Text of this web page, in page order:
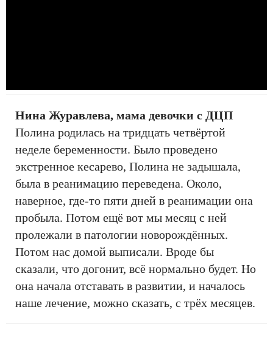
Нина Журавлева, мама девочки с ДЦП
​​​​Полина родилась на тридцать четвёртой
неделе беременности. Было проведено
экстренное кесарево, Полина не задышала,
была в реанимацию переведена. Около,
наверное, где-то пяти дней в реанимации она
пробыла. Потом ещё вот мы месяц с ней
пролежали в патологии новорождённых.
Потом нас домой выписали. Вроде бы
сказали, что догонит, всё нормально будет. Но
она начала отставать в развитии, и началось
наше лечение, можно сказать, с трёх месяцев.